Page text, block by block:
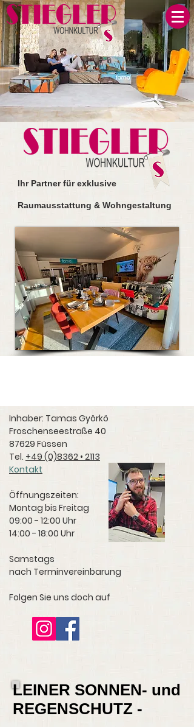
Ihr Partner für exklusive
Raumausstattung & Wohngestaltung
Inhaber: Tamas Györkö
Froschenseestraße 40
87629 Füssen
Tel. +49 (0)8362 • 2113
Kontakt
Öffnungszeiten:
Montag bis Freitag
09:00 - 12:00 Uhr
14:00 - 18:00 Uhr
Samstags
nach Terminvereinbarung
Folgen Sie uns doch auf
LEINER SONNEN- und
REGENSCHUTZ -